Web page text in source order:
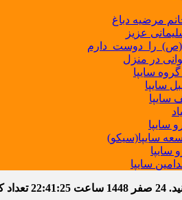
مرضیه دباغ
عزیز
در منزل
سایپا
سایپا
سایپا
سایپا(سیکو)
سایپا
سایپا
24 صفر 1448 ساعت 22:41:26تعداد